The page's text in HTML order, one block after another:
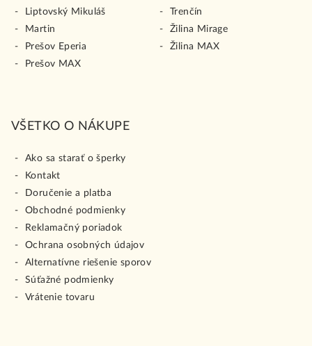
Liptovský Mikuláš
Martin
Prešov Eperia
Prešov MAX
Trenčín
Žilina Mirage
Žilina MAX
VŠETKO O NÁKUPE
Ako sa starať o šperky
Kontakt
Doručenie a platba
Obchodné podmienky
Reklamačný poriadok
Ochrana osobných údajov
Alternatívne riešenie sporov
Súťažné podmienky
Vrátenie tovaru